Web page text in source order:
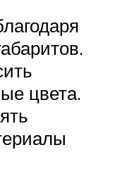
цвета.